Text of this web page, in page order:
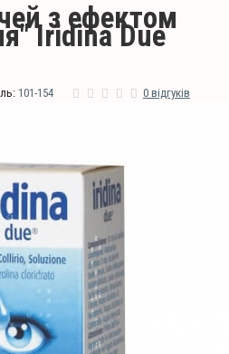
з ефектом
Iridina Due
101-154 0 відгуків